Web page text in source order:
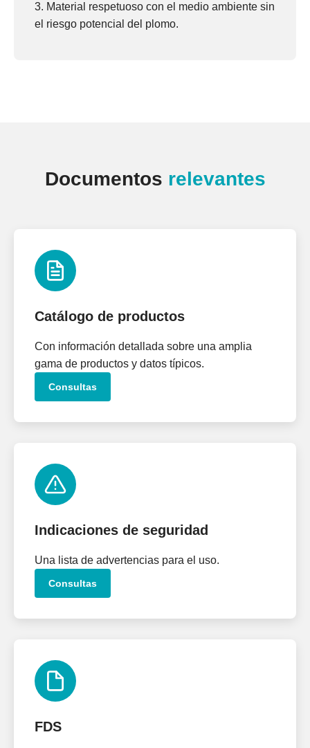
Material respetuoso con el medio ambiente sin
el riesgo potencial del plomo.
Documentos relevantes
Catálogo de productos
Con información detallada sobre una amplia
gama de productos y datos típicos.
Consultas
Indicaciones de seguridad
Una lista de advertencias para el uso.
Consultas
FDS